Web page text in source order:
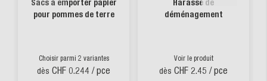
Sacs à emporter papier
pour pommes de terre
Choisir parmi 2 variantes
dès CHF 0.244 / pce
Harasse de
déménagement
Voir le produit
dès CHF 2.45 / pce